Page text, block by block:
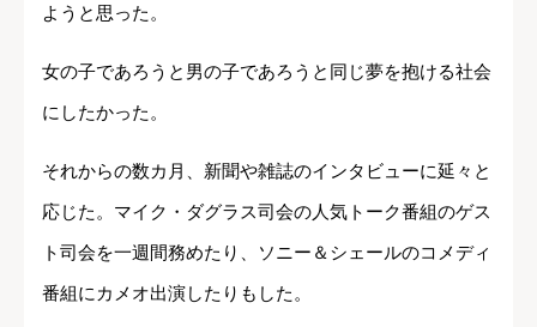
ようと思った。
女の子であろうと男の子であろうと同じ夢を抱ける社会
にしたかった。
それからの数カ月、新聞や雑誌のインタビューに延々と
応じた。マイク・ダグラス司会の人気トーク番組のゲス
ト司会を一週間務めたり、ソニー＆シェールのコメディ
番組にカメオ出演したりもした。